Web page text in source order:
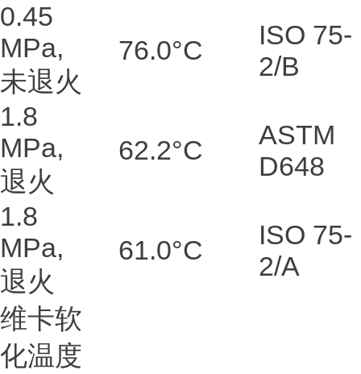
0.45
MPa,
未退火
76.0°C
ISO 75-
2/B
1.8
MPa,
退火
62.2°C
ASTM
D648
1.8
MPa,
退火
61.0°C
ISO 75-
2/A
维卡软
化温度